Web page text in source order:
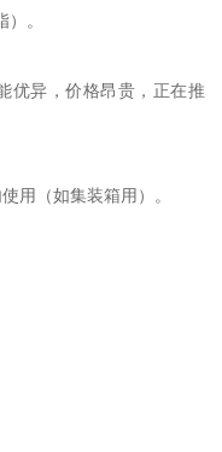
）。
优异，价格昂贵，正在推
用（如集装箱用）。